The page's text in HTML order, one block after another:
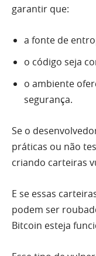
garantir que:
a fonte de
o código seja
o ambiente
segurança.
Se o
práticas ou não
criando carteiras
E se essas
podem ser
Bitcoin esteja